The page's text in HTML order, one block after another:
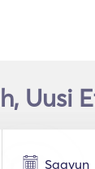
Uusi